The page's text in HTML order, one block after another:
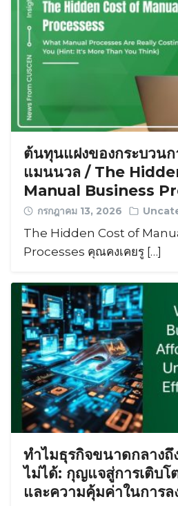
ต้นทุนแฝงของกระบวน
แมนนวล / The
Manual Business
กรกฎาคม 13, 2026
The Hidden Cost of
Processes คุณคงเคยรู […]
ทำไมธุรกิจขนาดกลางถึ
ไม่ได้: กุญแจสู่การเติบโ
และความคุ้มค่าในการ